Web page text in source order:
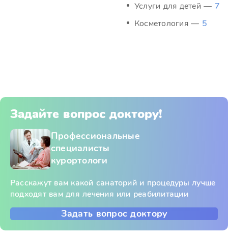
Услуги для детей — 7
Косметология — 5
Задайте вопрос доктору!
Профессиональные
специалисты
курортологи
Расскажут вам какой санаторий и процедуры лучше
подходят вам для лечения или реабилитации
Задать вопрос доктору